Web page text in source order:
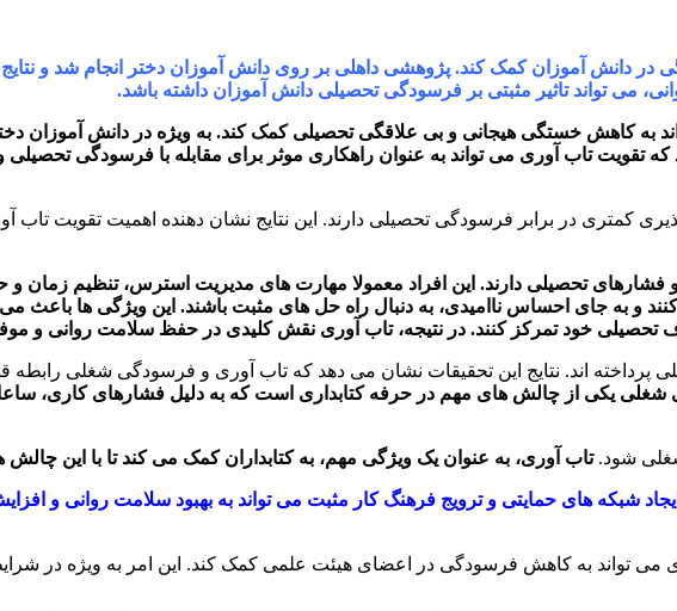
دانش آموزان کمک کند. پژوهشی داهلی بر روی دانش آموزان دختر انجام شد و نتایج
می تواند تاثیر مثبتی بر فرسودگی تحصیلی دانش آموزان داشته باشد.
به کاهش خستگی هیجانی و بی علاقگی تحصیلی کمک کند. به ویژه در دانش آموزان
تقویت تاب آوری می تواند به عنوان راهکاری موثر برای مقابله با فرسودگی تحصیلی
کمتری در برابر فرسودگی تحصیلی دارند. این نتایج نشان دهنده اهمیت تقویت تاب
و فشارهای تحصیلی دارند. این افراد معمولا مهارت های مدیریت استرس، تنظیم زمان
و به جای احساس ناامیدی، به دنبال راه حل های مثبت باشند. این ویژگی ها باعث
تحصیلی خود تمرکز کنند. در نتیجه، تاب آوری نقش کلیدی در حفظ سلامت روانی و
اند. نتایج این تحقیقات نشان می دهد که تاب آوری و فرسودگی شغلی رابطه
یکی از چالش های مهم در حرفه کتابداری است که به دلیل فشارهای کاری،
شود. تاب آوری، به عنوان یک ویژگی مهم، به کتابداران کمک می کند تا با این چالش
های حمایتی و ترویج فرهنگ کار مثبت می تواند به بهبود سلامت روانی و افزایش
می تواند به کاهش فرسودگی در اعضای هیئت علمی کمک کند. این امر به ویژه در